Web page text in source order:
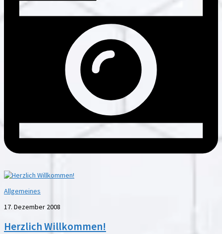
Allgemeines
17. Dezember 2008
Herzlich Willkommen!